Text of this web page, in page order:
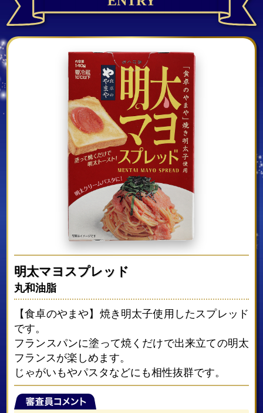
明太マヨスプレッド
丸和油脂
【食卓のやまや】焼き明太子使用したスプレッド
です。
フランスパンに塗って焼くだけで出来立ての明太
フランスが楽しめます。
じゃがいもやパスタなどにも相性抜群です。